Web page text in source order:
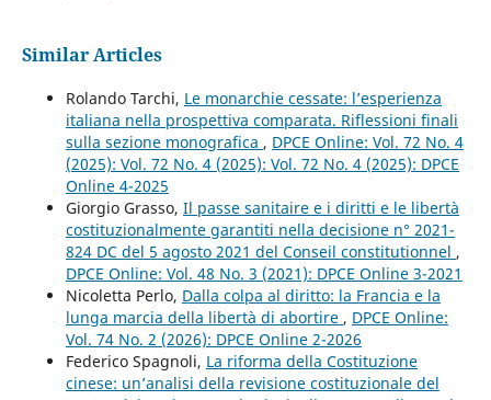
Similar Articles
Rolando Tarchi, Le monarchie cessate: l’esperienza
italiana nella prospettiva comparata. Riflessioni finali
sulla sezione monografica , DPCE Online: Vol. 72 No. 4
(2025): Vol. 72 No. 4 (2025): Vol. 72 No. 4 (2025): DPCE
Online 4-2025
Giorgio Grasso, Il passe sanitaire e i diritti e le libertà
costituzionalmente garantiti nella decisione n° 2021-
824 DC del 5 agosto 2021 del Conseil constitutionnel ,
DPCE Online: Vol. 48 No. 3 (2021): DPCE Online 3-2021
Nicoletta Perlo, Dalla colpa al diritto: la Francia e la
lunga marcia della libertà di abortire , DPCE Online:
Vol. 74 No. 2 (2026): DPCE Online 2-2026
Federico Spagnoli, La riforma della Costituzione
cinese: un’analisi della revisione costituzionale del